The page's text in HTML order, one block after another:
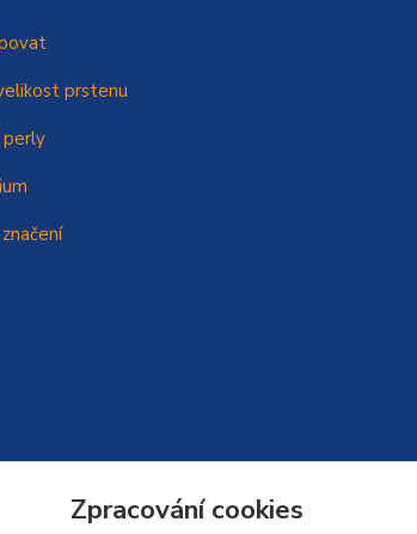
prstenu
perly
Zpracování cookies